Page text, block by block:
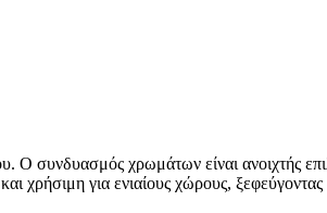
συνδυασμός χρωμάτων είναι ανοιχτής
χρήσιμη για ενιαίους χώρους,